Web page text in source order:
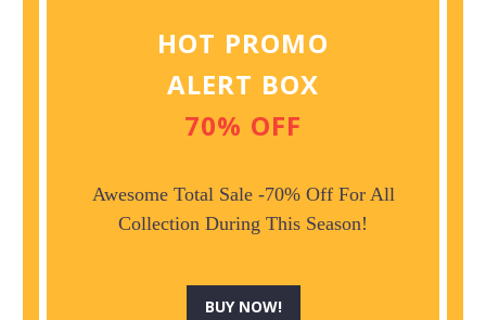
HOT PROMO
ALERT BOX
70% OFF
Awesome Total Sale -70% Off For All
Collection During This Season!
BUY NOW!